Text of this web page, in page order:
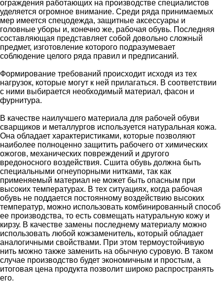
ограждения работающих на производстве специалистов
уделяется огромное внимание. Среди ряда принимаемых
мер имеется спецодежда, защитные аксессуары и
головные уборы и, конечно же, рабочая обувь. Последняя
составляющая представляет собой довольно сложный
предмет, изготовление которого подразумевает
соблюдение целого ряда правил и предписаний.
Формирование требований происходит исходя из тех
нагрузок, которые могут к ней прилагаться. В соответствии
с ними выбирается необходимый материал, фасон и
фурнитура.
В качестве наилучшего материала для рабочей обуви
сварщиков и металлургов используется натуральная кожа.
Она обладает характеристиками, которые позволяют
наиболее полноценно защитить рабочего от химических
ожогов, механических повреждений и другого
вредоносного воздействия. Сшита обувь должна быть
специальными огнеупорными нитками, так как
применяемый материал не может быть опасным при
высоких температурах. В тех ситуациях, когда рабочая
обувь не поддается постоянному воздействию высоких
температур, можно использовать комбинированный способ
ее производства, то есть совмещать натуральную кожу и
кирзу. В качестве замены последнему материалу можно
использовать любой кожзаменитель, который обладает
аналогичными свойствами. При этом термоустойчивую
нить можно также заменить на обычную суровую. В таком
случае производство будет экономичным и простым, а
итоговая цена продукта позволит широко распространять
его.